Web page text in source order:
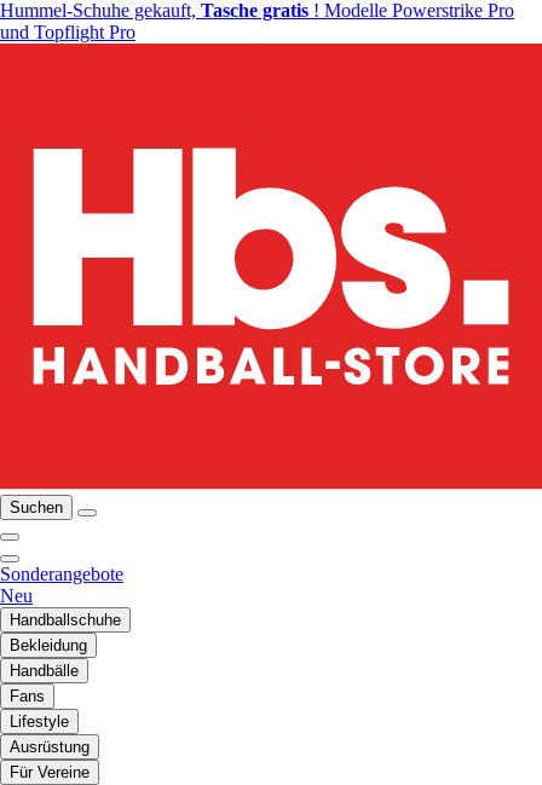
Hummel-Schuhe gekauft, Tasche gratis ! Modelle Powerstrike Pro
und Topflight Pro
Suchen
Sonderangebote
Neu
Handballschuhe
Bekleidung
Handbälle
Fans
Lifestyle
Ausrüstung
Für Vereine